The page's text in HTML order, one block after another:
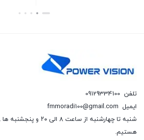
تلفن 09129334100
ایمیل fmmoradi100@gmail.com
هستیم.